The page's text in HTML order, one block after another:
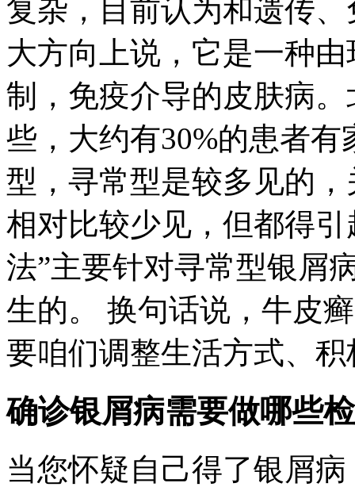
复杂，目前认为和遗传
大方向上说，它是一种
制，免疫介导的皮肤病
些，大约有30%的患者
型，寻常型是较多见的
相对比较少见，但都得
法”主要针对寻常型银屑
生的。 换句话说，牛皮
要咱们调整生活方式、
确诊银屑病需要做哪些
当您怀疑自己得了银屑